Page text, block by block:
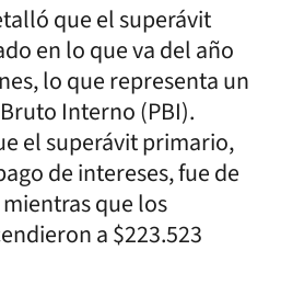
que el superávit
en lo que va del año
lo que representa un
Interno (PBI).
el superávit primario,
de intereses, fue de
que los
a $223.523